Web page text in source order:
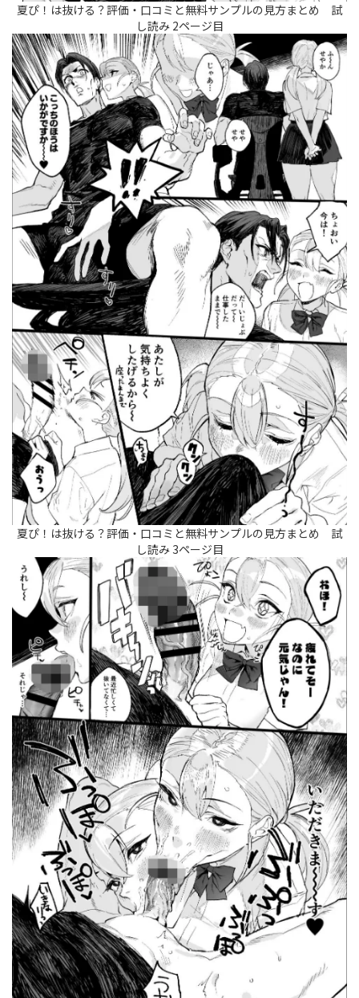
夏ぴ！は抜ける？評価・口コミと無料サンプルの見方まとめ 試
し読み 2ページ目
夏ぴ！は抜ける？評価・口コミと無料サンプルの見方まとめ 試
し読み 3ページ目